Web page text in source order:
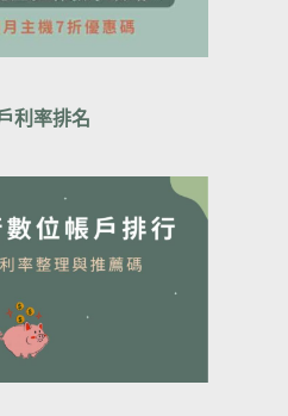
利率排名